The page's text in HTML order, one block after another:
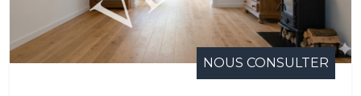
NOUS CONSULTER